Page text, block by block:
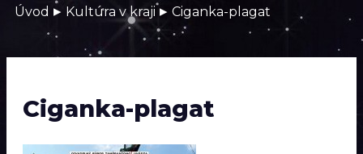
Úvod ▸ Kultúra v kraji▸ Ciganka-plagat
Ciganka-plagat